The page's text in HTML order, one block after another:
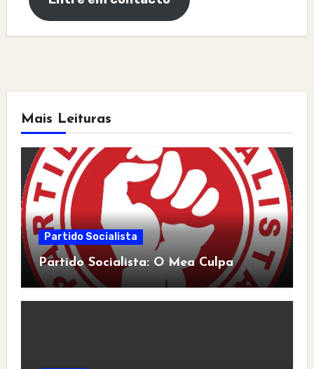
Mais Leituras
Partido Socialista
Partido Socialista: O Mea Culpa